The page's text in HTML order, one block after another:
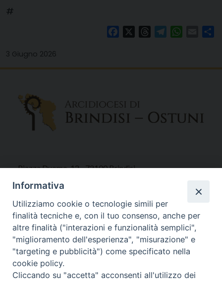
#
FacebookThreadsTelegram Email
3 Giugno 2026
Piazza Duomo, 12 - 72100 Brindisi
Tel 0831.521958
Fax 0831.528315
Orari Curia
Mar. / Mer. / Giov. ore 9 - 13
nei mesi estivi solo Martedì ore 9 - 13
Informativa
Utilizziamo cookie o tecnologie simili per
finalità tecniche e, con il tuo consenso, anche per
altre finalità ("interazioni e funzionalità semplici",
"miglioramento dell'esperienza", "misurazione" e
"targeting e pubblicità") come specificato nella
cookie policy.
Cliccando su "accetta" acconsenti all'utilizzo dei